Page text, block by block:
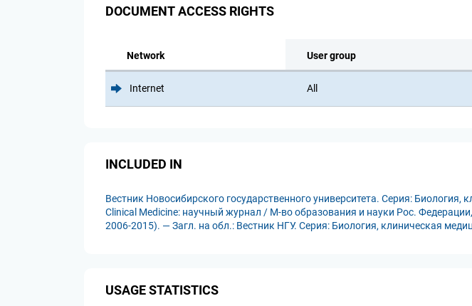
DOCUMENT ACCESS RIGHTS
Network User group
Internet All
INCLUDED IN
Вестник Новосибирского государственного университета. Серия:
Clinical Medicine: научный журнал / М-во образования и науки Рос.
2006-2015). — Загл. на обл.: Вестник НГУ. Серия: Биология, клиническая
USAGE STATISTICS